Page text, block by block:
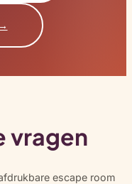
vragen
escape room